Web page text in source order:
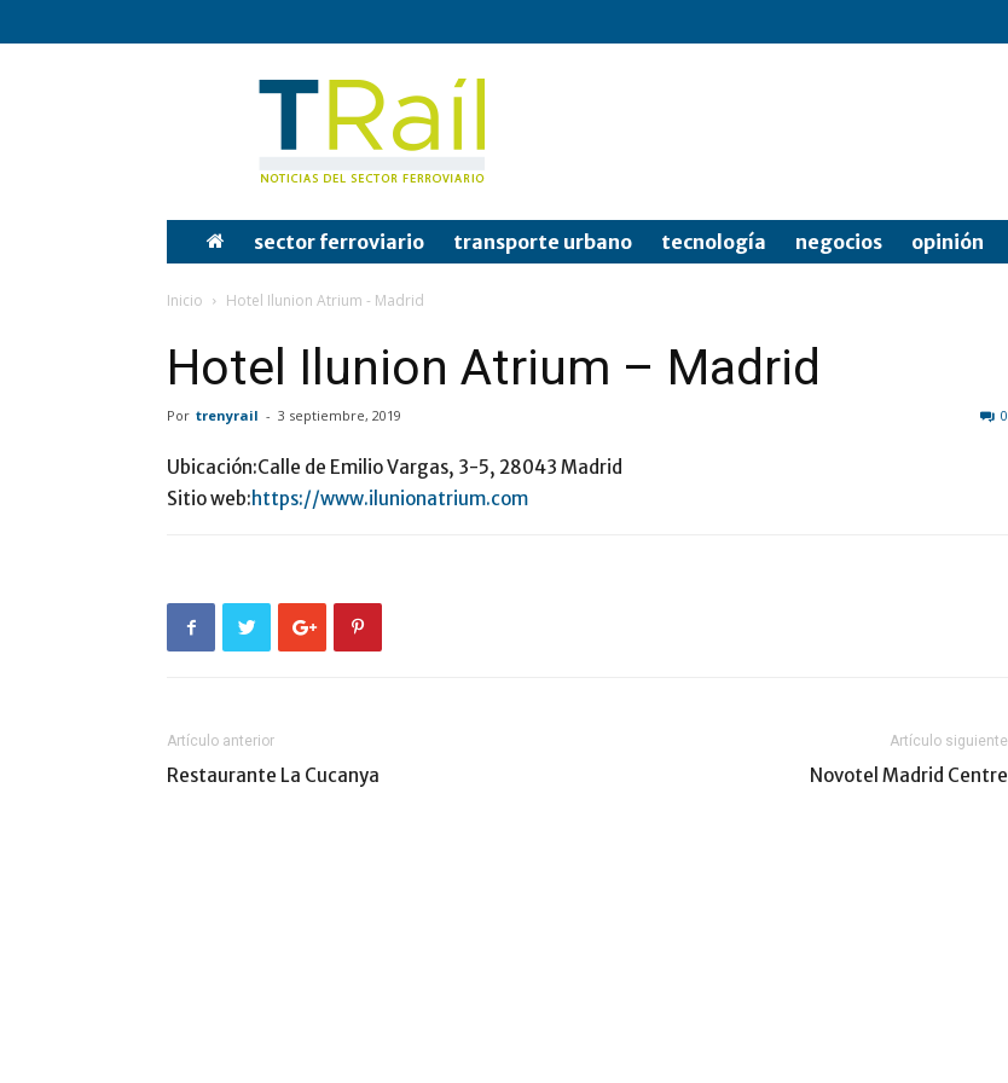
Tren
sector ferroviario transporte urbano tecnología negocios opinión
Inicio Hotel Ilunion Atrium - Madrid
Hotel Ilunion Atrium – Madrid
Por trenyrail - 3 septiembre, 2019 0
Ubicación:Calle de Emilio Vargas, 3-5, 28043 Madrid
Sitio web:https://www.ilunionatrium.com
Artículo anterior
Restaurante La Cucanya
Artículo siguiente
Novotel Madrid Centre